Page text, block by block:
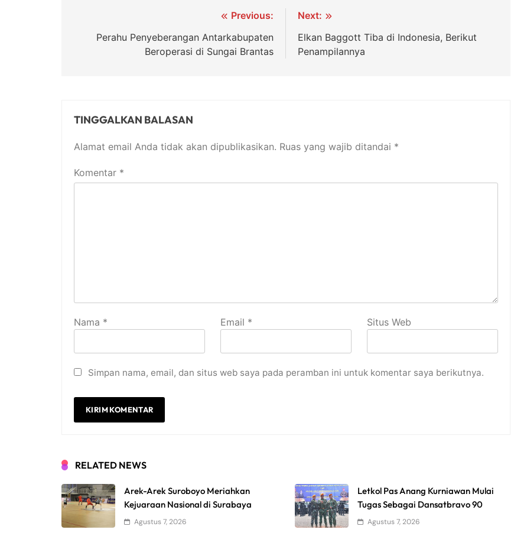
pos
Previous:
Perahu Penyeberangan Antarkabupaten
Beroperasi di Sungai Brantas
Next:
Elkan Baggott Tiba di Indonesia, Berikut
Penampilannya
TINGGALKAN BALASAN
Alamat email Anda tidak akan dipublikasikan. Ruas yang wajib ditandai *
Komentar *
Nama * Email * Situs Web
Simpan nama, email, dan situs web saya pada peramban ini untuk komentar saya berikutnya.
RELATED NEWS
Arek-Arek Suroboyo Meriahkan
Kejuaraan Nasional di Surabaya
Agustus 7, 2026
Letkol Pas Anang Kurniawan Mulai
Tugas Sebagai Dansatbravo 90
Agustus 7, 2026